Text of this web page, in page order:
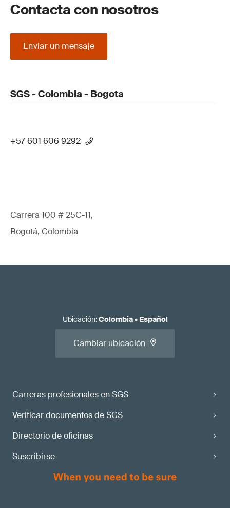
Contacta con nosotros
Enviar un mensaje
SGS - Colombia - Bogota
+57 601 606 9292
Carrera 100 # 25C-11,
Bogotá, Colombia
Carreras profesionales en SGS
Verificar documentos de SGS
Directorio de oficinas
Suscribirse
Ubicación:Colombia• Español
Cambiar ubicación